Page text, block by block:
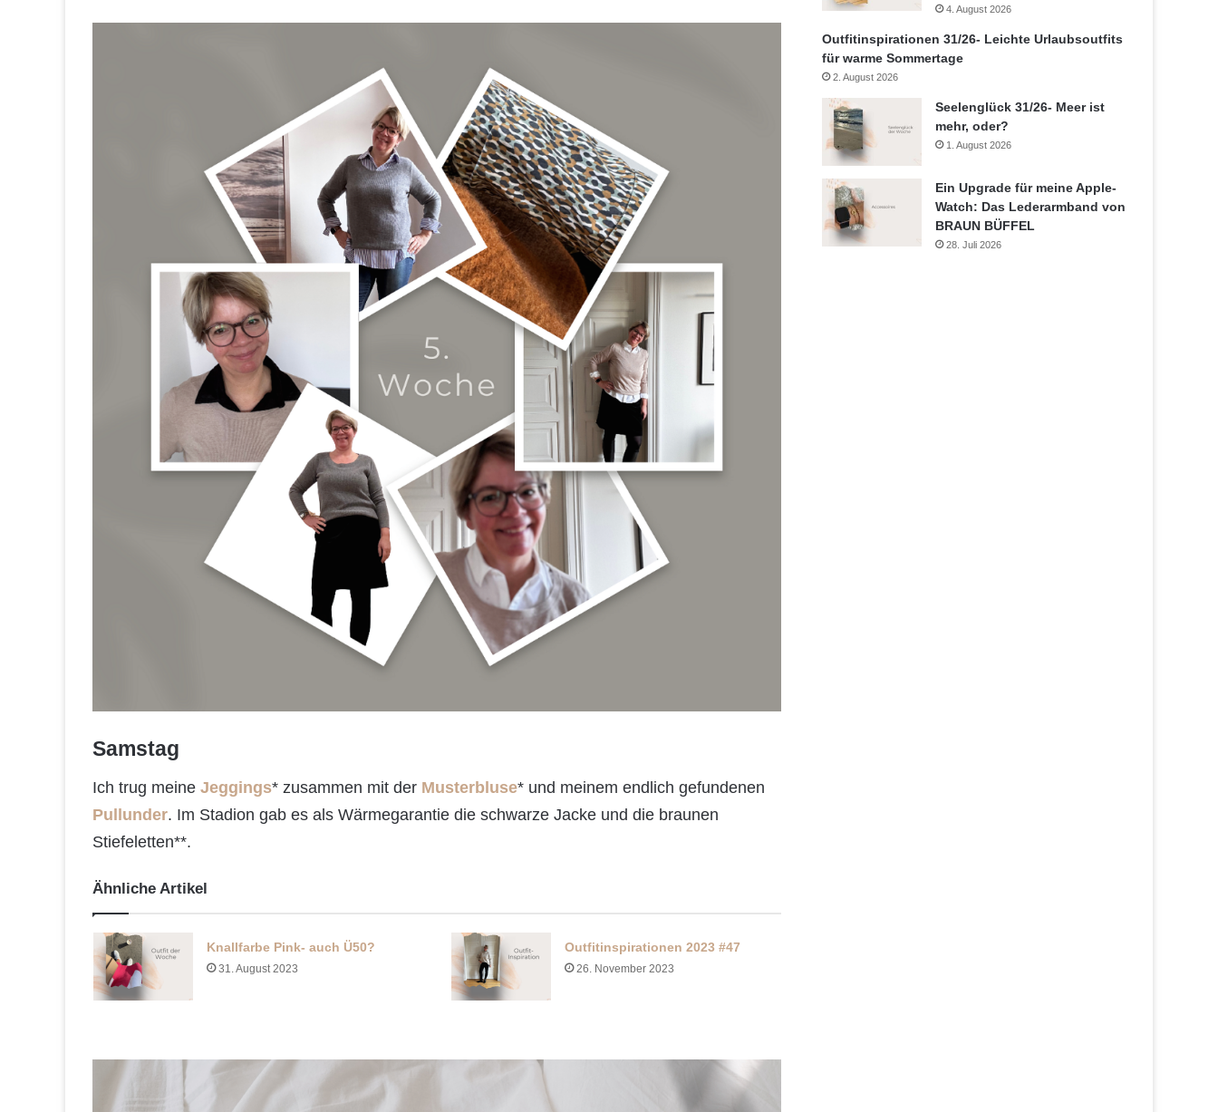
Samstag
Ich trug meine Jeggings* zusammen mit der Musterbluse* und meinem endlich gefundenen
Pullunder. Im Stadion gab es als Wärmegarantie die schwarze Jacke und die braunen
Stiefeletten**.
Ähnliche Artikel
Knallfarbe Pink- auch Ü50?
31. August 2023
Outfitinspirationen 2023 #47
26. November 2023
4. August 2026
Outfitinspirationen 31/26- Leichte Urlaubsoutfits
für warme Sommertage
2. August 2026
Seelenglück 31/26- Meer ist
mehr, oder?
1. August 2026
Ein Upgrade für meine Apple-
Watch: Das Lederarmband von
BRAUN BÜFFEL
28. Juli 2026